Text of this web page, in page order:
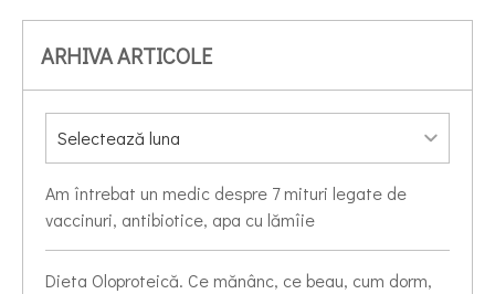
ARHIVA ARTICOLE
Am întrebat un medic despre 7 mituri legate de
vaccinuri, antibiotice, apa cu lămîie
Dieta Oloproteică. Ce mănânc, ce beau, cum dorm,